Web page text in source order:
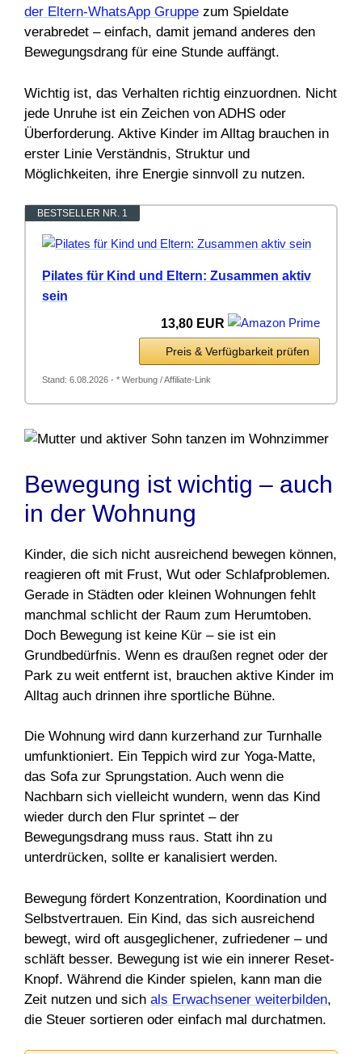
der Eltern-WhatsApp Gruppe zum Spieldate
verabredet – einfach, damit jemand anderes den
Bewegungsdrang für eine Stunde auffängt.
Wichtig ist, das Verhalten richtig einzuordnen. Nicht
jede Unruhe ist ein Zeichen von ADHS oder
Überforderung. Aktive Kinder im Alltag brauchen in
erster Linie Verständnis, Struktur und
Möglichkeiten, ihre Energie sinnvoll zu nutzen.
BESTSELLER NR. 1
Pilates für Kind und Eltern: Zusammen aktiv
sein
13,80 EUR
Preis & Verfügbarkeit prüfen
Stand: 6.08.2026 - * Werbung / Affiliate-Link
Bewegung ist wichtig – auch
in der Wohnung
Kinder, die sich nicht ausreichend bewegen können,
reagieren oft mit Frust, Wut oder Schlafproblemen.
Gerade in Städten oder kleinen Wohnungen fehlt
manchmal schlicht der Raum zum Herumtoben.
Doch Bewegung ist keine Kür – sie ist ein
Grundbedürfnis. Wenn es draußen regnet oder der
Park zu weit entfernt ist, brauchen aktive Kinder im
Alltag auch drinnen ihre sportliche Bühne.
Die Wohnung wird dann kurzerhand zur Turnhalle
umfunktioniert. Ein Teppich wird zur Yoga-Matte,
das Sofa zur Sprungstation. Auch wenn die
Nachbarn sich vielleicht wundern, wenn das Kind
wieder durch den Flur sprintet – der
Bewegungsdrang muss raus. Statt ihn zu
unterdrücken, sollte er kanalisiert werden.
Bewegung fördert Konzentration, Koordination und
Selbstvertrauen. Ein Kind, das sich ausreichend
bewegt, wird oft ausgeglichener, zufriedener – und
schläft besser. Bewegung ist wie ein innerer Reset-
Knopf. Während die Kinder spielen, kann man die
Zeit nutzen und sich als Erwachsener weiterbilden,
die Steuer sortieren oder einfach mal durchatmen.